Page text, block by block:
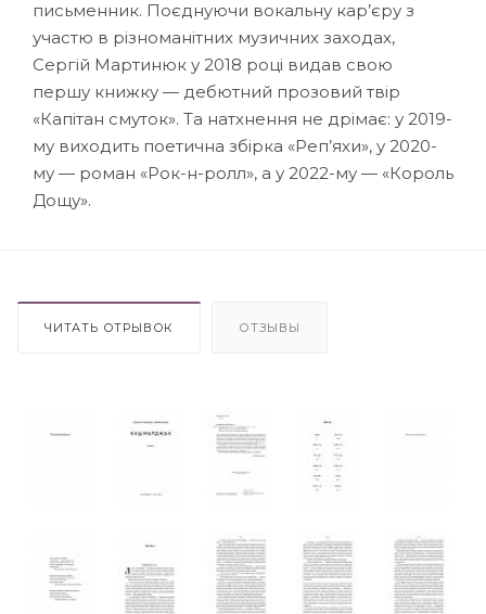
письменник. Поєднуючи вокальну кар’єру з
участю в різноманітних музичних заходах,
Сергій Мартинюк у 2018 році видав свою
першу книжку — дебютний прозовий твір
«Капітан смуток». Та натхнення не дрімає: у 2019-
му виходить поетична збірка «Реп’яхи», у 2020-
му — роман «Рок-н-ролл», а у 2022-му — «Король
Дощу».
ЧИТАТЬ ОТРЫВОК ОТЗЫВЫ